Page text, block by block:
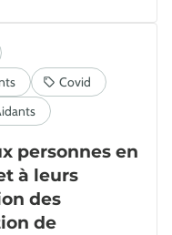
personnes en
à leurs
des
de